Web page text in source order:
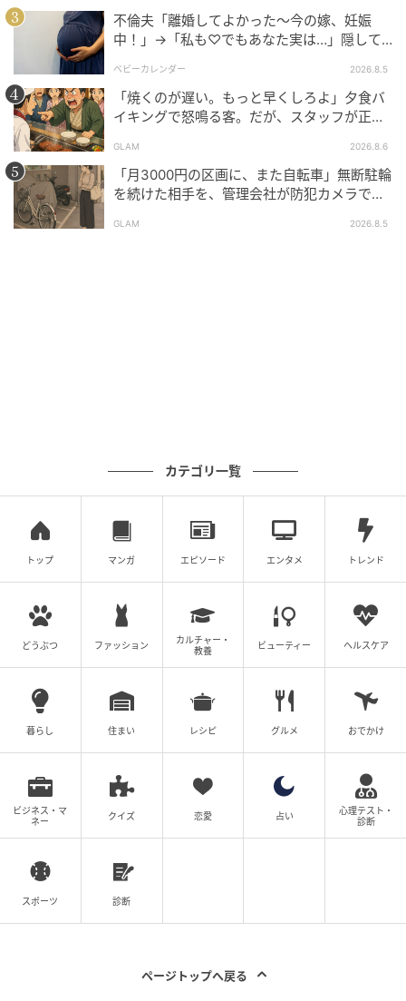
不倫夫「離婚してよかった〜今の嫁、妊娠
中！」→「私も♡でもあなた実は…」隠して
ベビーカレンダー 2026.8.5
「焼くのが遅い。もっと早くしろよ」夕食バ
イキングで怒鳴る客。だが、スタッフが正論
GLAM 2026.8.6
「月3000円の区画に、また自転車」無断駐輪
を続けた相手を、管理会社が防犯カメラで特
GLAM 2026.8.5
カテゴリ一覧
トップ マンガ エピソード エンタメ トレンド
どうぶつ ファッション
カルチャー・
教養
ビューティー ヘルスケア
暮らし 住まい レシピ グルメ おでかけ
ビジネス・マ
ネー
クイズ 恋愛 占い
心理テスト・
診断
スポーツ 診断
ページトップへ戻る